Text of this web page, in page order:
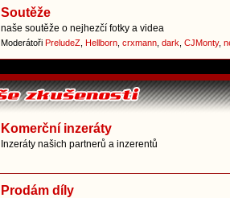
Soutěže
naše soutěže o nejhezčí fotky a videa
Moderátoři PreludeZ Hellborn crxmann dark CJMonty,
Komerční inzeráty
Inzeráty našich partnerů a inzerentů
Prodám díly